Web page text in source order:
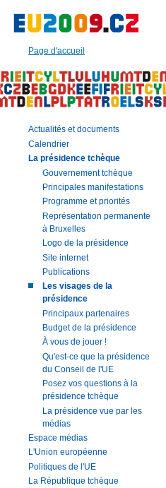
Page d'accueil
Texte
cette
page
|
Navigation
RechercheActualités et documents
Calendrier
La présidence tchèque
Gouvernement tchèque
Principales manifestations
Programme et priorités
Représentation permanente
à Bruxelles
Logo de la présidence
Site internet
Publications
Les visages de la
présidence
Principaux partenaires
Budget de la présidence
À vous de jouer !
Qu'est-ce que la présidence
du Conseil de l'UE
Posez vos questions à la
présidence tchèque
La présidence vue par les
médias
Espace médias
L'Union européenne
Politiques de l'UE
La République tchèque